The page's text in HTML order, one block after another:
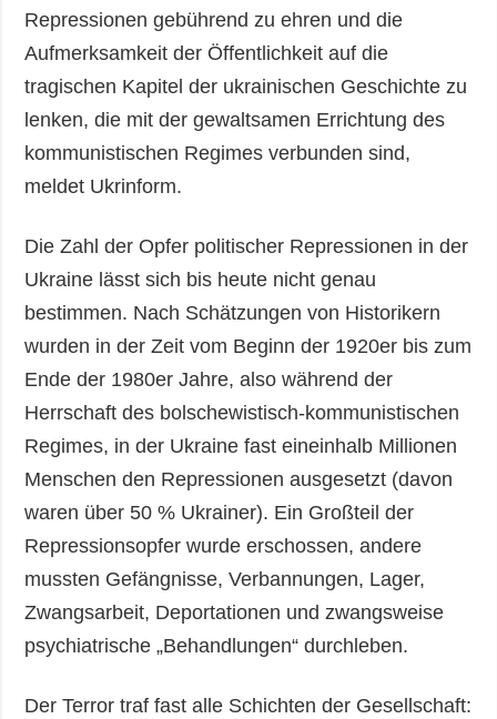
Repressionen gebührend zu ehren und die
Aufmerksamkeit der Öffentlichkeit auf die
tragischen Kapitel der ukrainischen Geschichte zu
lenken, die mit der gewaltsamen Errichtung des
kommunistischen Regimes verbunden sind,
meldet Ukrinform.
Die Zahl der Opfer politischer Repressionen in der
Ukraine lässt sich bis heute nicht genau
bestimmen. Nach Schätzungen von Historikern
wurden in der Zeit vom Beginn der 1920er bis zum
Ende der 1980er Jahre, also während der
Herrschaft des bolschewistisch-kommunistischen
Regimes, in der Ukraine fast eineinhalb Millionen
Menschen den Repressionen ausgesetzt (davon
waren über 50 % Ukrainer). Ein Großteil der
Repressionsopfer wurde erschossen, andere
mussten Gefängnisse, Verbannungen, Lager,
Zwangsarbeit, Deportationen und zwangsweise
psychiatrische „Behandlungen“ durchleben.
Der Terror traf fast alle Schichten der Gesellschaft: